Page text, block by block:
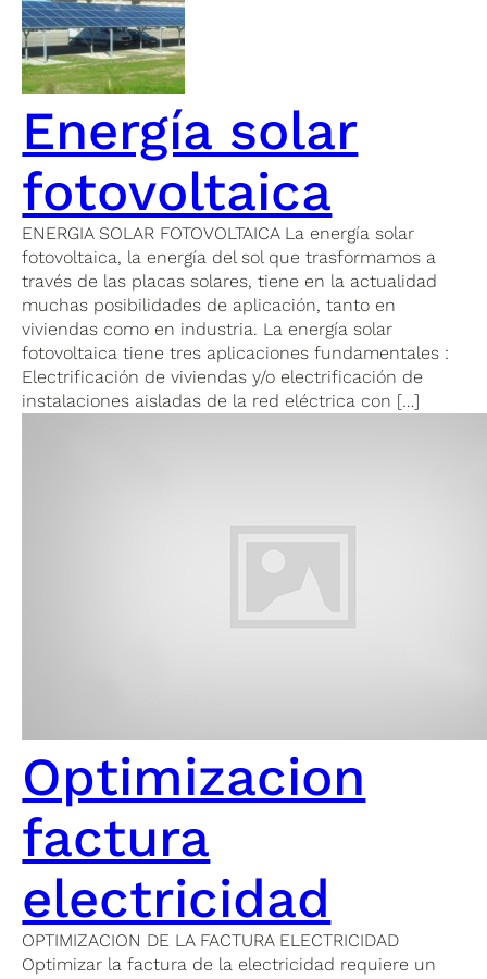
Energía solar
fotovoltaica
ENERGIA SOLAR FOTOVOLTAICA La energía solar
fotovoltaica, la energía del sol que trasformamos a
través de las placas solares, tiene en la actualidad
muchas posibilidades de aplicación, tanto en
viviendas como en industria. La energía solar
fotovoltaica tiene tres aplicaciones fundamentales :
Electrificación de viviendas y/o electrificación de
instalaciones aisladas de la red eléctrica con […]
Optimizacion
factura
electricidad
OPTIMIZACION DE LA FACTURA ELECTRICIDAD
Optimizar la factura de la electricidad requiere un